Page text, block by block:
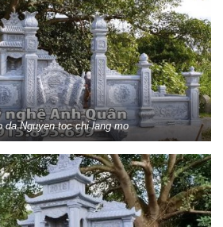
da Nguyen toc chi lang mo